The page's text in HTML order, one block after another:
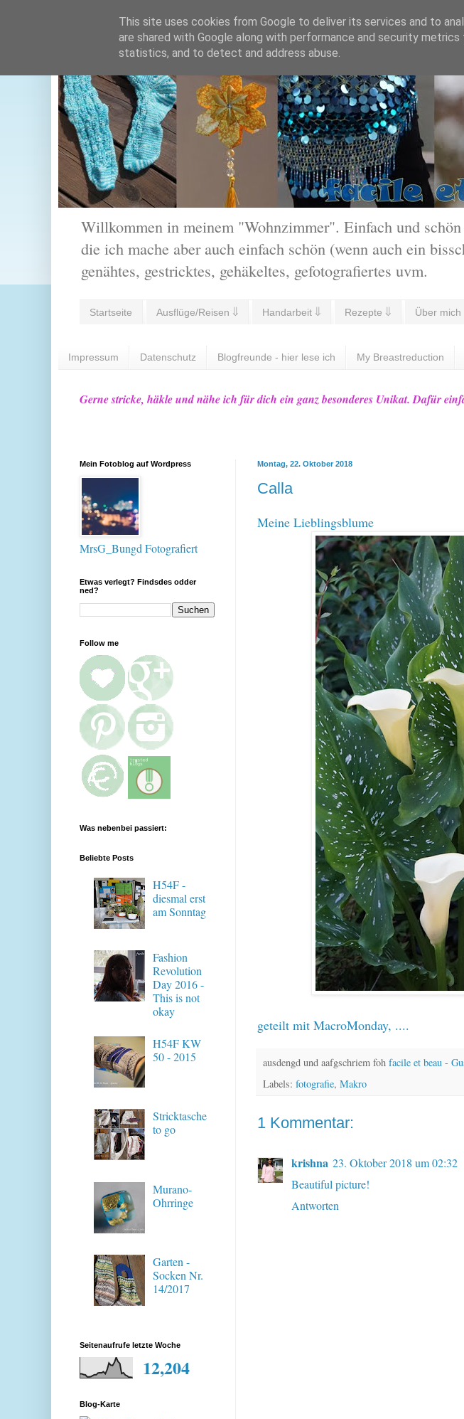
Willkommen in meinem "Wohnzimmer". Einfach und
die ich mache aber auch einfach schön (wenn auch ein
genähtes, gestricktes, gehäkeltes, gefotografiertes uvm.
Startseite Ausflüge/Reisen ⇓ Handarbeit ⇓ Rezepte ⇓ Über mich
Impressum Datenschutz Blogfreunde - hier lese ich My Breastreduction
Gerne stricke, häkle und nähe ich für dich ein ganz besonderes Unikat. Dafür
Montag, 22. Oktober 2018
Calla
Meine Lieblingsblume
geteilt mit MacroMonday, ....
ausdengd und aafgschriem foh facile et beau -
Labels: fotografie, Makro
1 Kommentar:
krishna 23. Oktober 2018 um 02:32
Beautiful picture!
Antworten
Mein Fotoblog auf Wordpress
MrsG_Bungd Fotografiert
Etwas verlegt? Findsdes odder
ned?
Follow me
Was nebenbei passiert:
Beliebte Posts
H54F -
diesmal erst
am Sonntag
Fashion
Revolution
Day 2016 -
This is not
okay
H54F KW
50 - 2015
Stricktasche
to go
Murano-
Ohrringe
Garten -
Socken Nr.
14/2017
Seitenaufrufe letzte Woche
12,204
Blog-Karte
This site uses cookies from Google to deliver its services and to
are shared with Google along with performance and security
statistics, and to detect and address abuse.